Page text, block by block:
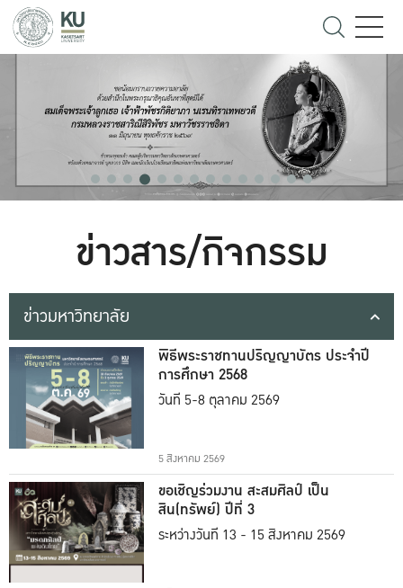
ข่าวสาร/กิจกรรม
ข่าวมหาวิทยาลัย
พิธีพระราชทานปริญญาบัตร ประจำปี
การศึกษา 2568
วันที่ 5-8 ตุลาคม 2569
5 สิงหาคม 2569
ขอเชิญร่วมงาน สะสมศิลป์ เป็น
สิน(ทรัพย์) ปีที่ 3
ระหว่างวันที่ 13 - 15 สิงหาคม 2569